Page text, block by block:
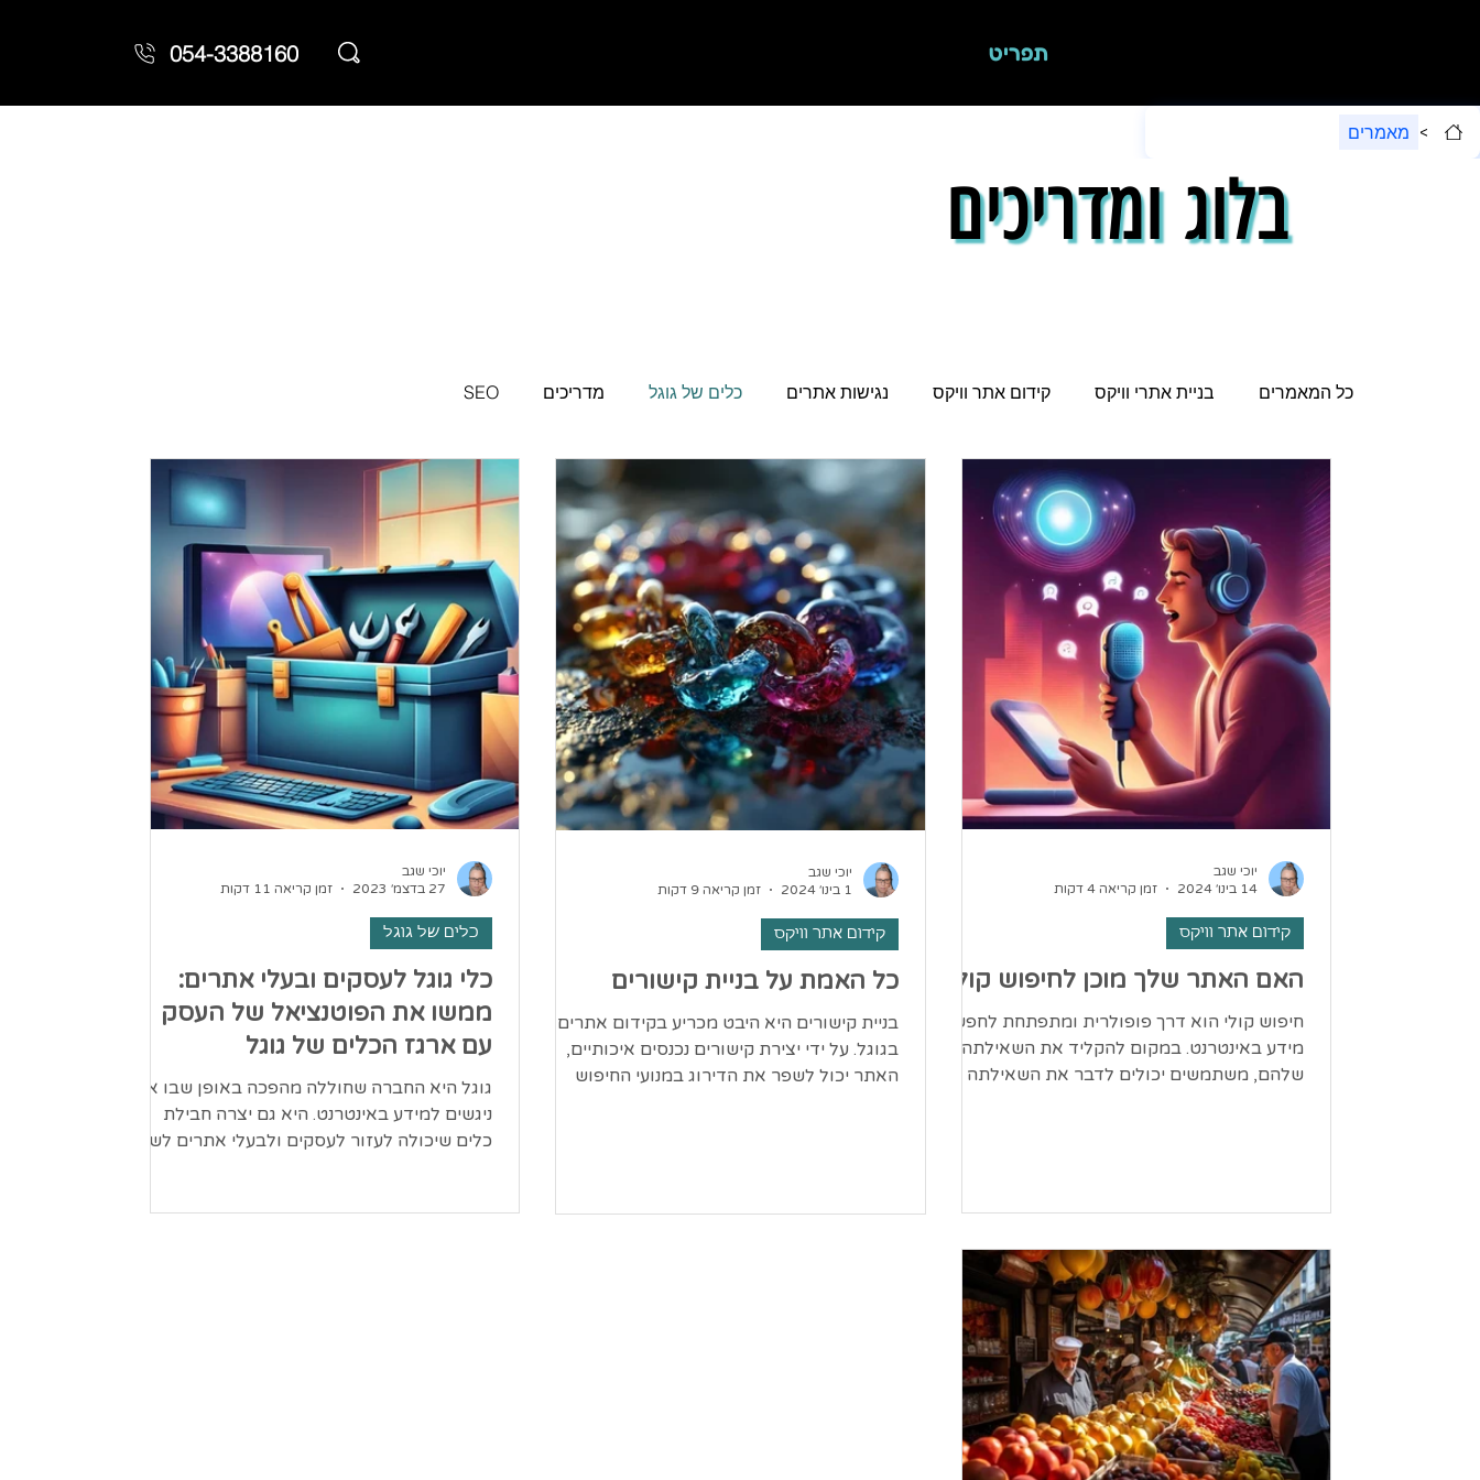
תפריט 054-3388160
> מאמרים
בלוג ומדריכים
כל המאמרים בניית אתרי וויקס קידום אתר וויקס נגישות אתרים כלים של גוגל מדריכים SEO
האם האתר שלך מוכן לחיפוש קולי?
חיפוש קולי הוא דרך פופולרית ומתפתחת לחפש
מידע באינטרנט. במקום להקליד את השאילתה
שלהם, משתמשים יכולים לדבר את השאילתה
קידום אתר וויקס
יוכי שגב
14 בינו׳ 2024
זמן קריאה 4 דקות
כל האמת על בניית קישורים
בניית קישורים היא היבט מכריע בקידום אתרים
בגוגל. על ידי יצירת קישורים נכנסים איכותיים,
האתר יכול לשפר את הדירוג במנועי החיפוש
קידום אתר וויקס
יוכי שגב
1 בינו׳ 2024
זמן קריאה 9 דקות
כלי גוגל לעסקים ובעלי אתרים:
ממשו את הפוטנציאל של העסק
עם ארגז הכלים של גוגל
גוגל היא החברה שחוללה מהפכה באופן שבו אנו
ניגשים למידע באינטרנט. היא גם יצרה חבילת
כלים שיכולה לעזור לעסקים ולבעלי אתרים לשפר
כלים של גוגל
יוכי שגב
27 בדצמ׳ 2023
זמן קריאה 11 דקות